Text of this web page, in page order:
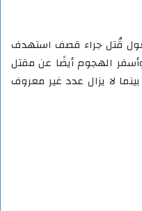
قُتل جراء قصف استهدف
الهجوم أيضًا عن مقتل
لا يزال عدد غير معروف